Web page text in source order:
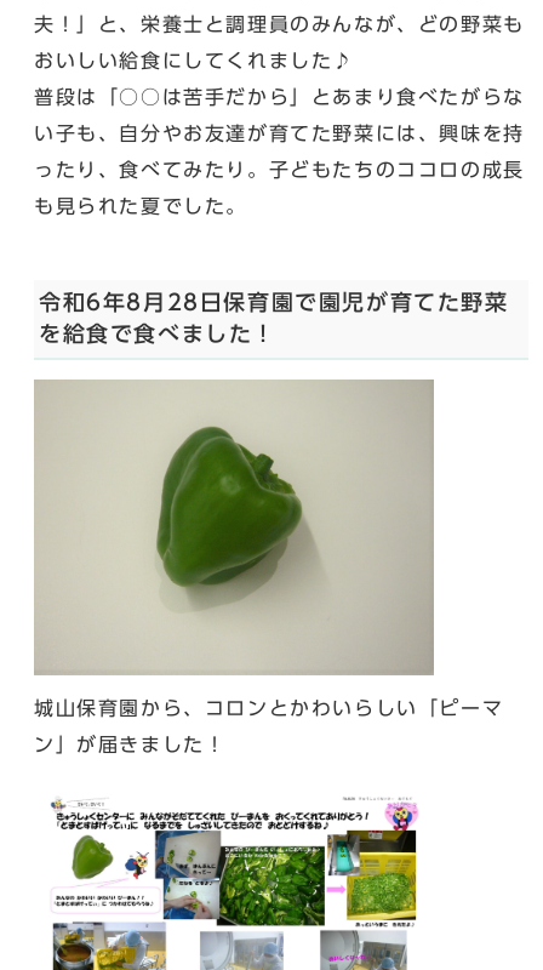
夫！」と、栄養士と調理員のみんなが、どの野菜も
おいしい給食にしてくれました♪
普段は「○○は苦手だから」とあまり食べたがらな
い子も、自分やお友達が育てた野菜には、興味を持
ったり、食べてみたり。子どもたちのココロの成長
も見られた夏でした。
令和6年8月28日保育園で園児が育てた野菜
を給食で食べました！
城山保育園から、コロンとかわいらしい「ピーマ
ン」が届きました！